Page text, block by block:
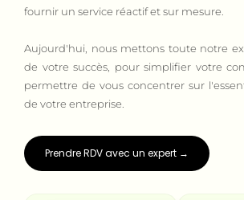
fournir un service réactif et sur mesure.
Aujourd'hui, nous mettons toute notre
de votre succès, pour simplifier votre
permettre de vous concentrer sur
de votre entreprise.
Prendre RDV avec un expert →